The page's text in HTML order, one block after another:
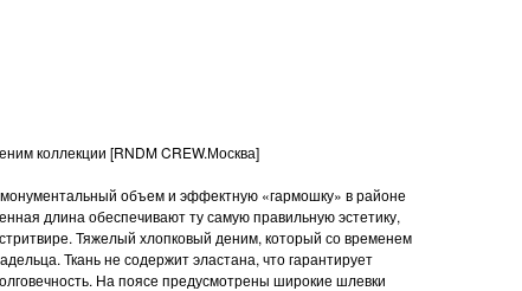
коллекции [RNDM CREW.Москва]
объем и эффектную «гармошку» в районе
длина обеспечивают ту самую правильную эстетику,
Тяжелый хлопковый деним, который со временем
Ткань не содержит эластана, что гарантирует
На поясе предусмотрены широкие шлевки